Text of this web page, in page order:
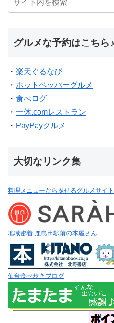
グルメな予約はこちら♪
・ 楽天ぐるなび
・ ホットペッパーグルメ
・ 食べログ
・ 一休.comレストラン
・ PayPayグルメ
大切なリンク集
料理メニューから探せるグルメサイト
地域密着 鹿島田駅前の本屋さん
仙台食べ歩きブログ